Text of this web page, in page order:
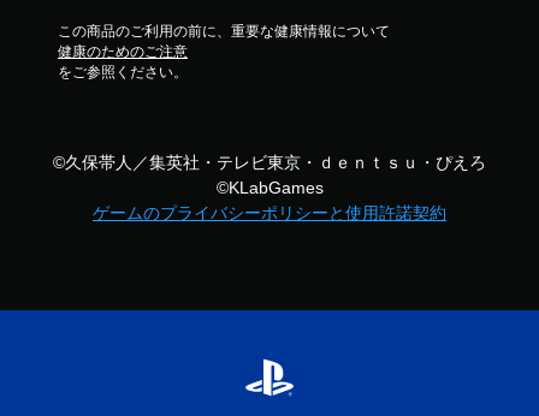
この商品のご利用の前に、重要な健康情報について
健康のためのご注意
をご参照ください。
©久保帯人／集英社・テレビ東京・ｄｅｎｔｓｕ・ぴえろ
©KLabGames
ゲームのプライバシーポリシーと使用許諾契約